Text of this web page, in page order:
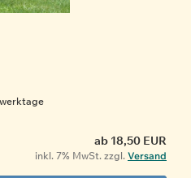
ab 18,50 EUR
inkl. 7% MwSt. zzgl. Versand